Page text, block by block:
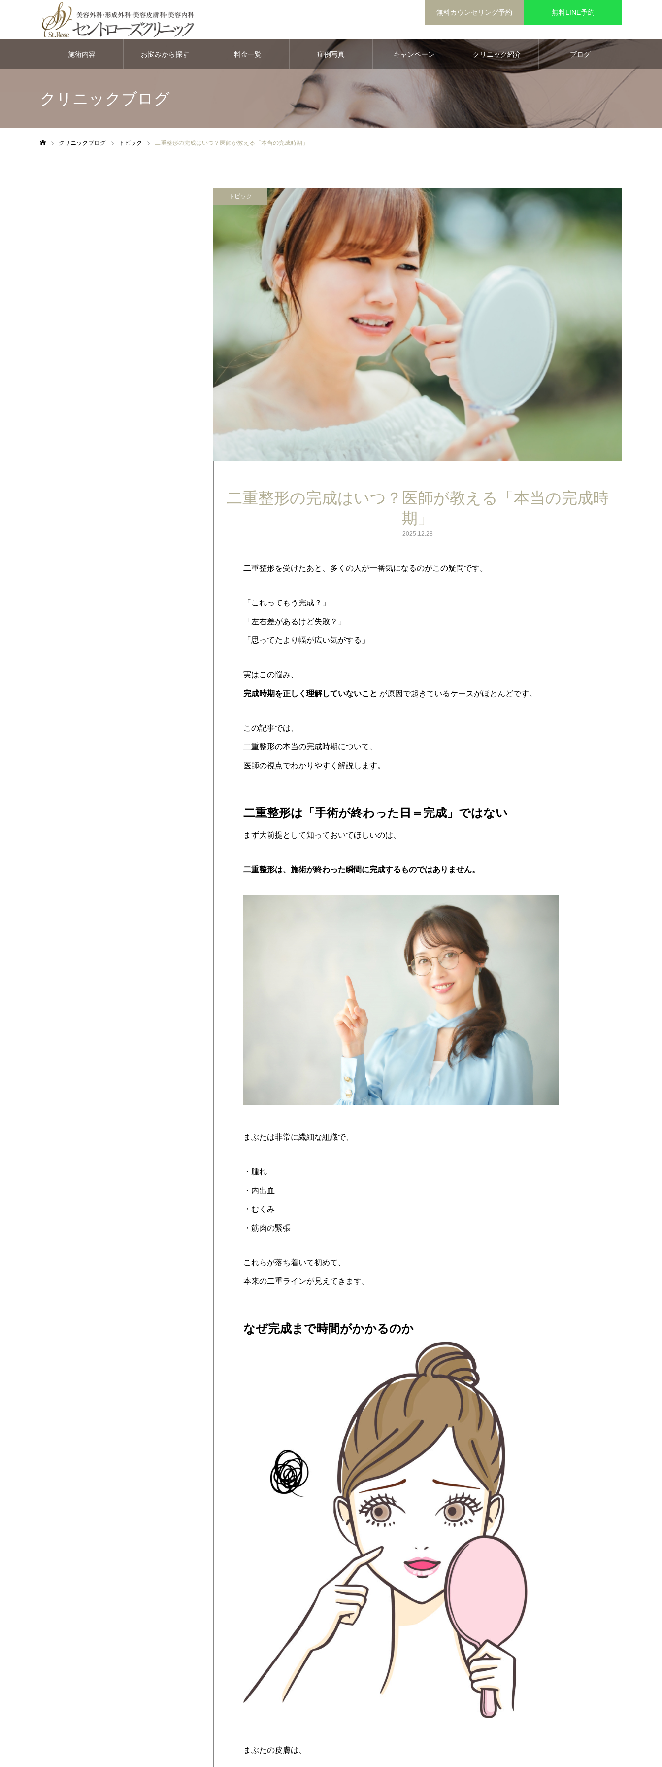
無料カウンセリング予約 無料LINE予約
施術内容 お悩みから探す 料金一覧 症例写真 キャンペーン クリニック紹介 ブログ
クリニックブログ
クリニックブログ トピック 二重整形の完成はいつ？医師が教える「本当の完成時期」
トピック
二重整形の完成はいつ？医師が教える「本当の完成時
期」
2025.12.28
二重整形を受けたあと、多くの人が一番気になるのがこの疑問です。
「これってもう完成？」
「左右差があるけど失敗？」
「思ってたより幅が広い気がする」
実はこの悩み、
完成時期を正しく理解していないこと が原因で起きているケースがほとんどです。
この記事では、
二重整形の本当の完成時期について、
医師の視点でわかりやすく解説します。
二重整形は「手術が終わった日＝完成」ではない
まず大前提として知っておいてほしいのは、
二重整形は、施術が終わった瞬間に完成するものではありません。
まぶたは非常に繊細な組織で、
・腫れ
・内出血
・むくみ
・筋肉の緊張
これらが落ち着いて初めて、
本来の二重ラインが見えてきます。
なぜ完成まで時間がかかるのか
まぶたの皮膚は、